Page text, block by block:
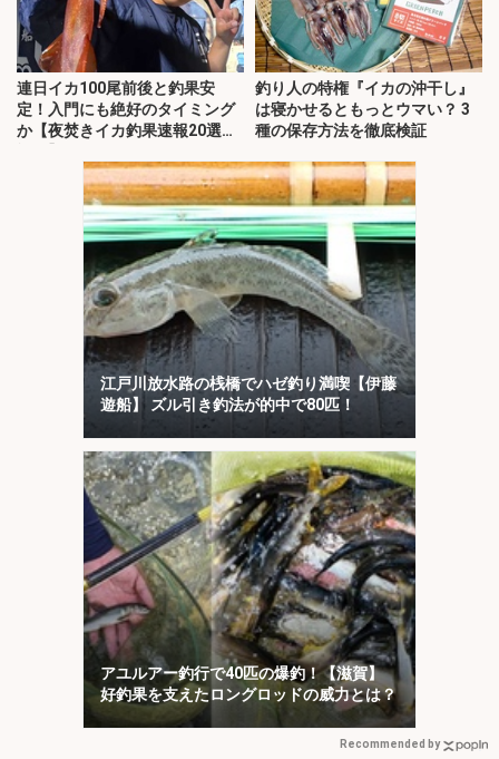
連日イカ100尾前後と釣果安
定！入門にも絶好のタイミング
か【夜焚きイカ釣果速報20選・
釣り人の特権『イカの沖干し』
は寝かせるともっとウマい？ 3
種の保存方法を徹底検証
江戸川放水路の桟橋でハゼ釣り満喫【伊藤
遊船】 ズル引き釣法が的中で80匹！
アユルアー釣行で40匹の爆釣！【滋賀】
好釣果を支えたロングロッドの威力とは？
Recommended by